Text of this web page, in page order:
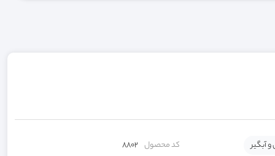
و آبگیر کد محصول 8802